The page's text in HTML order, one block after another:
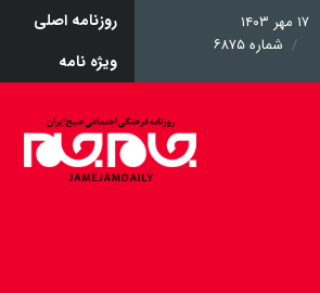
۱۷ مهر ۱۴۰۳
شماره ۶۸۷۵
روزنامه اصلی
ویژه نامه